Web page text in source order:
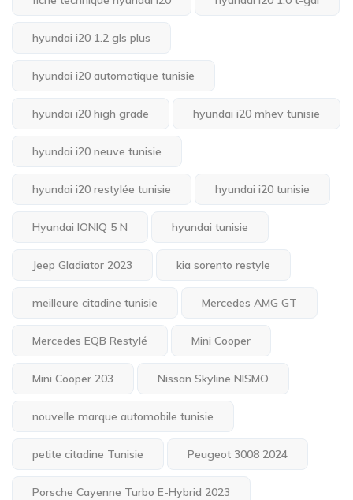
hyundai i20 1.2 gls plus
hyundai i20 automatique tunisie
hyundai i20 high grade hyundai i20 mhev tunisie
hyundai i20 neuve tunisie
hyundai i20 restylée tunisie hyundai i20 tunisie
Hyundai IONIQ 5 N hyundai tunisie
Jeep Gladiator 2023 kia sorento restyle
meilleure citadine tunisie Mercedes AMG GT
Mercedes EQB Restylé Mini Cooper
Mini Cooper 203 Nissan Skyline NISMO
nouvelle marque automobile tunisie
petite citadine Tunisie Peugeot 3008 2024
Porsche Cayenne Turbo E-Hybrid 2023